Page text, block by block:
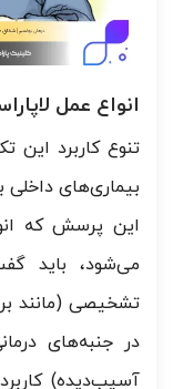
انواع عمل
تنوع کاربرد این
بیماری‌های
این پرسش که
می‌شود، باید
تشخیصی (مانند
در جنبه‌های
آسیب‌دیده)